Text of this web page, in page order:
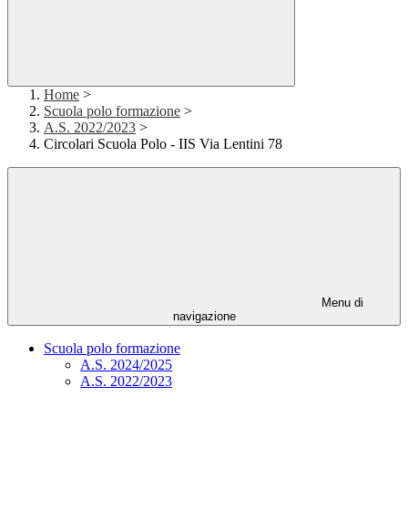
Home >
Scuola polo formazione >
A.S. 2022/2023 >
Circolari Scuola Polo - IIS Via Lentini 78
Menu di
navigazione
Scuola polo formazione
A.S. 2024/2025
A.S. 2022/2023